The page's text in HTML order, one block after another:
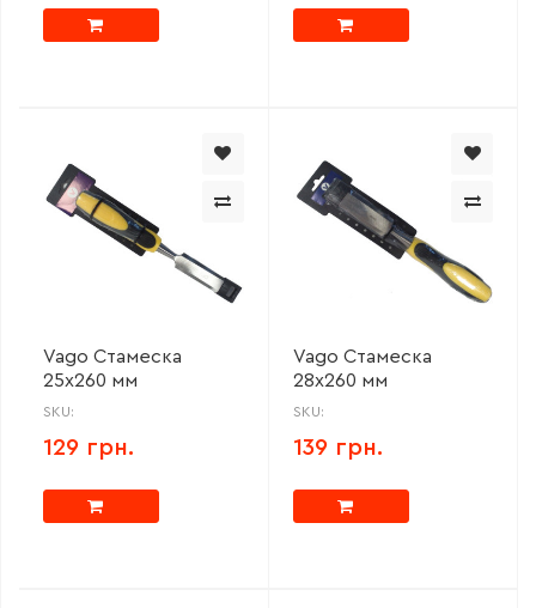
Vago Стамеска
25х260 мм
SKU:
129 грн.
Vago Стамеска
28х260 мм
SKU:
139 грн.